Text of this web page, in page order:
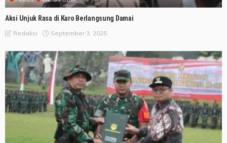
Aksi Unjuk Rasa di Karo Berlangsung Damai
Redaksi September 3, 2025